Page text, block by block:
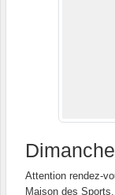
Attention rendez-
Maison des Sports.